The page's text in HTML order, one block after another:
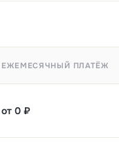
ЕЖЕМЕСЯЧНЫЙ ПЛАТЁЖ
от 0 ₽